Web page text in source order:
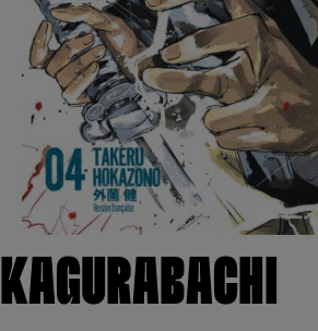
KAGURABACHI
Se connecter
Hunter x Hunter
Fire Force
Black Butler